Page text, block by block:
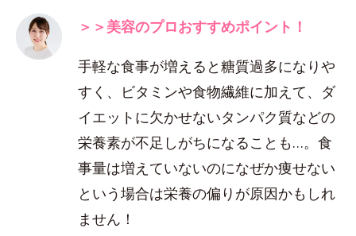
＞＞美容のプロおすすめポイント！
手軽な食事が増えると糖質過多になりや
すく、ビタミンや食物繊維に加えて、ダ
イエットに欠かせないタンパク質などの
栄養素が不足しがちになることも…。食
事量は増えていないのになぜか痩せない
という場合は栄養の偏りが原因かもしれ
ません！